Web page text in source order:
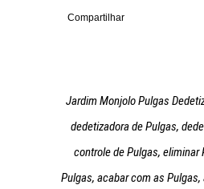
Compartilhar
Jardim Monjolo Pulgas
dedetizadora de Pulgas,
controle de Pulgas, eliminar
Pulgas, acabar com as